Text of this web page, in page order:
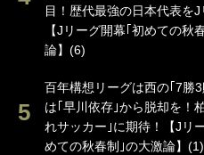
目！歴代最強の日本代表をJ
【Jリーグ開幕｢初めての秋
論】(6)
百年構想リーグは西の｢7勝
は｢早川依存｣から脱却を！
れサッカー｣に期待！【Jリ
めての秋春制｣の大激論】(1)